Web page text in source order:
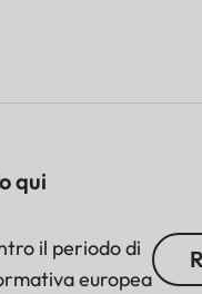
qui
il periodo di
europea